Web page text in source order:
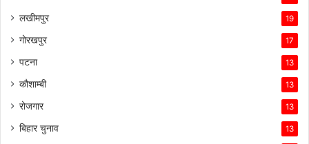
लखीमपुर 19
गोरखपुर 17
पटना 13
कौशाम्बी 13
रोजगार 13
बिहार चुनाव 13